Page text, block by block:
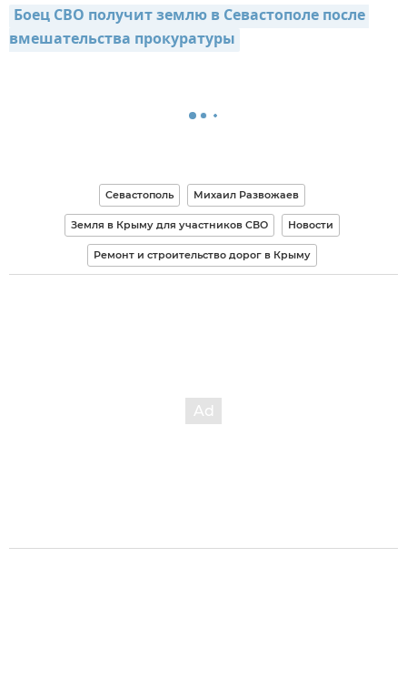
Боец СВО получит землю в Севастополе после
вмешательства прокуратуры
Севастополь Михаил Развожаев
Земля в Крыму для участников СВО Новости
Ремонт и строительство дорог в Крыму